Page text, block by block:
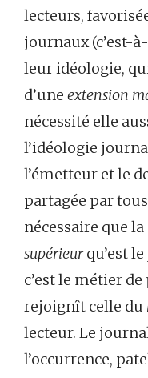
lecteurs,
journaux (c’est-
leur idéologie,
d’une extension
nécessité elle
l’idéologie
l’émetteur et le
partagée par
nécessaire que
supérieurqu’est
c’est le métier
rejoignît celle du
lecteur. Le
l’occurrence,